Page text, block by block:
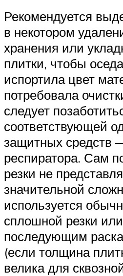
Рекомендуется
в некотором
хранения или
плитки, чтобы
испортила цвет
потребовала
следует
соответствующей
защитных средств
респиратора. Сам
резки не
значительной
используется
сплошной резки
последующим
(если толщина
велика для